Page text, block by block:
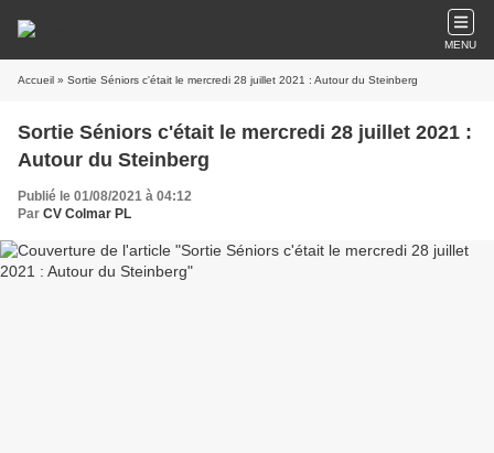
MENU
Accueil » Sortie Séniors c'était le mercredi 28 juillet 2021 : Autour du Steinberg
Sortie Séniors c'était le mercredi 28 juillet 2021 :
Autour du Steinberg
Publié le 01/08/2021 à 04:12
Par CV Colmar PL